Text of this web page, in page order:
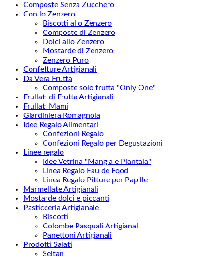
Composte Senza Zucchero
Con lo Zenzero
Biscotti allo Zenzero
Composte di Zenzero
Dolci allo Zenzero
Mostarde di Zenzero
Zenzero Puro
Confetture Artigianali
Da Vera Frutta
Composte solo frutta "Only One"
Frullati di Frutta Artigianali
Frullati Mami
Giardiniera Romagnola
Idee Regalo Alimentari
Confezioni Regalo
Confezioni Regalo per Degustazioni
Linee regalo
Idee Vetrina "Mangia e Piantala"
Linea Regalo Eau de Food
Linea Regalo Pitture per Papille
Marmellate Artigianali
Mostarde dolci e piccanti
Pasticceria Artigianale
Biscotti
Colombe Pasquali Artigianali
Panettoni Artigianali
Prodotti Salati
Seitan